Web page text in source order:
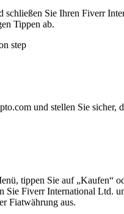
schließen Sie Ihren Fiverr
Tippen ab.
und stellen Sie sicher,
tippen Sie auf „Kaufen“
Sie Fiverr International Ltd.
Fiatwährung aus.